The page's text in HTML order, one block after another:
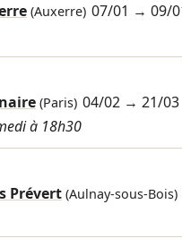
(Auxerre) 07/01 →09/
(Paris) 04/02 →21/03
à 18h30
Prévert(Aulnay-sous-Bois)